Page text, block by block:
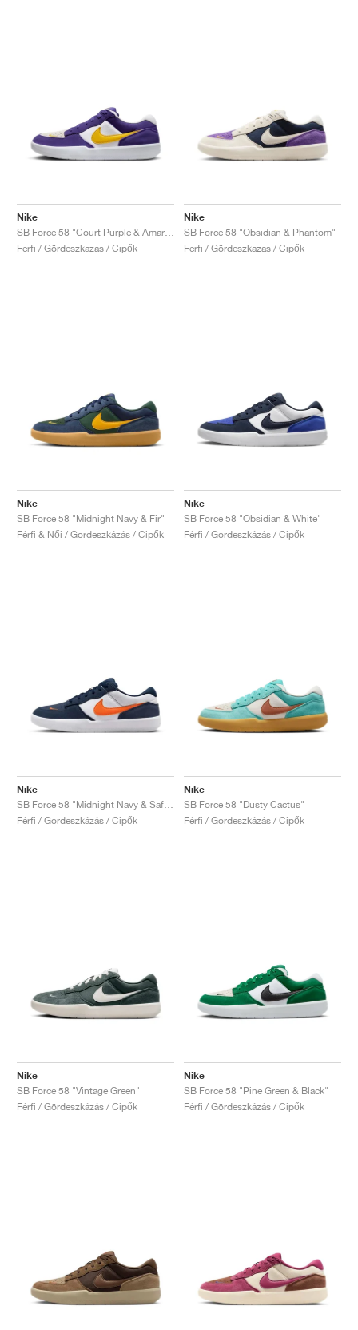
Nike
Férfi / Gördeszkázás / Cipők
Nike
SB Force 58 "Obsidian & Phantom"
Férfi / Gördeszkázás / Cipők
Nike
SB Force 58 "Midnight Navy & Fir"
Férfi & Női / Gördeszkázás / Cipők
Nike
SB Force 58 "Obsidian & White"
Férfi / Gördeszkázás / Cipők
Nike
Férfi / Gördeszkázás / Cipők
Nike
SB Force 58 "Dusty Cactus"
Férfi / Gördeszkázás / Cipők
Nike
SB Force 58 "Vintage Green"
Férfi / Gördeszkázás / Cipők
Nike
SB Force 58 "Pine Green & Black"
Férfi / Gördeszkázás / Cipők